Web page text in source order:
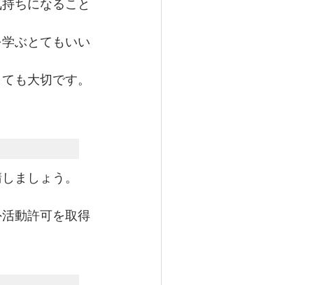
ちになること
ぶとてもいい
も大切です。
ましょう。
動許可を取得